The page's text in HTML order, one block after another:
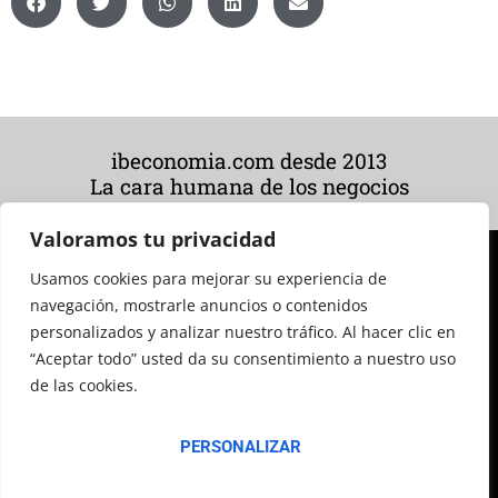
Valoramos tu privacidad
Usamos cookies para mejorar su experiencia de
navegación, mostrarle anuncios o contenidos
personalizados y analizar nuestro tráfico. Al hacer clic en
“Aceptar todo” usted da su consentimiento a nuestro uso
de las cookies.
PERSONALIZAR
ibeconomia.com desde 2013
La cara humana de los negocios